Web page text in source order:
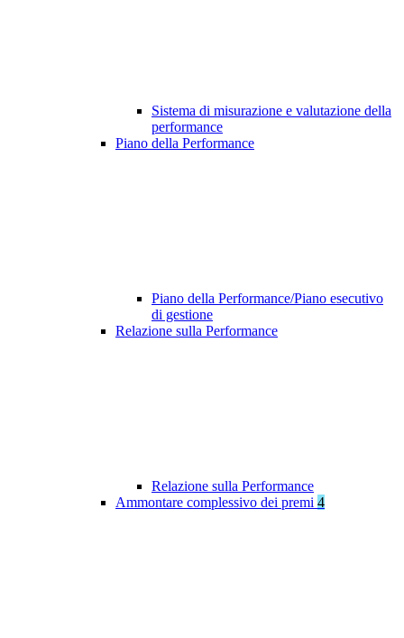
Sistema di misurazione e valutazione della
performance
Piano della Performance
Piano della Performance/Piano esecutivo
di gestione
Relazione sulla Performance
Relazione sulla Performance
Ammontare complessivo dei premi 4